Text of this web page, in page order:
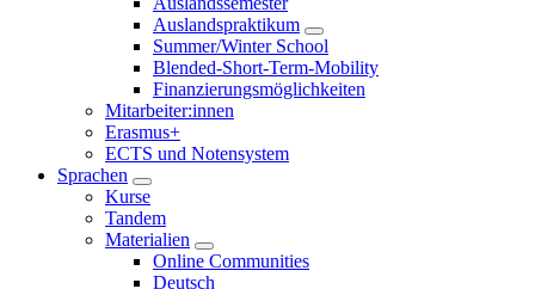
Auslandspraktikum
Summer/Winter School
Blended-Short-Term-Mobility
Finanzierungsmöglichkeiten
Mitarbeiter:innen
Erasmus+
ECTS und Notensystem
Sprachen
Kurse
Tandem
Materialien
Online Communities
Deutsch